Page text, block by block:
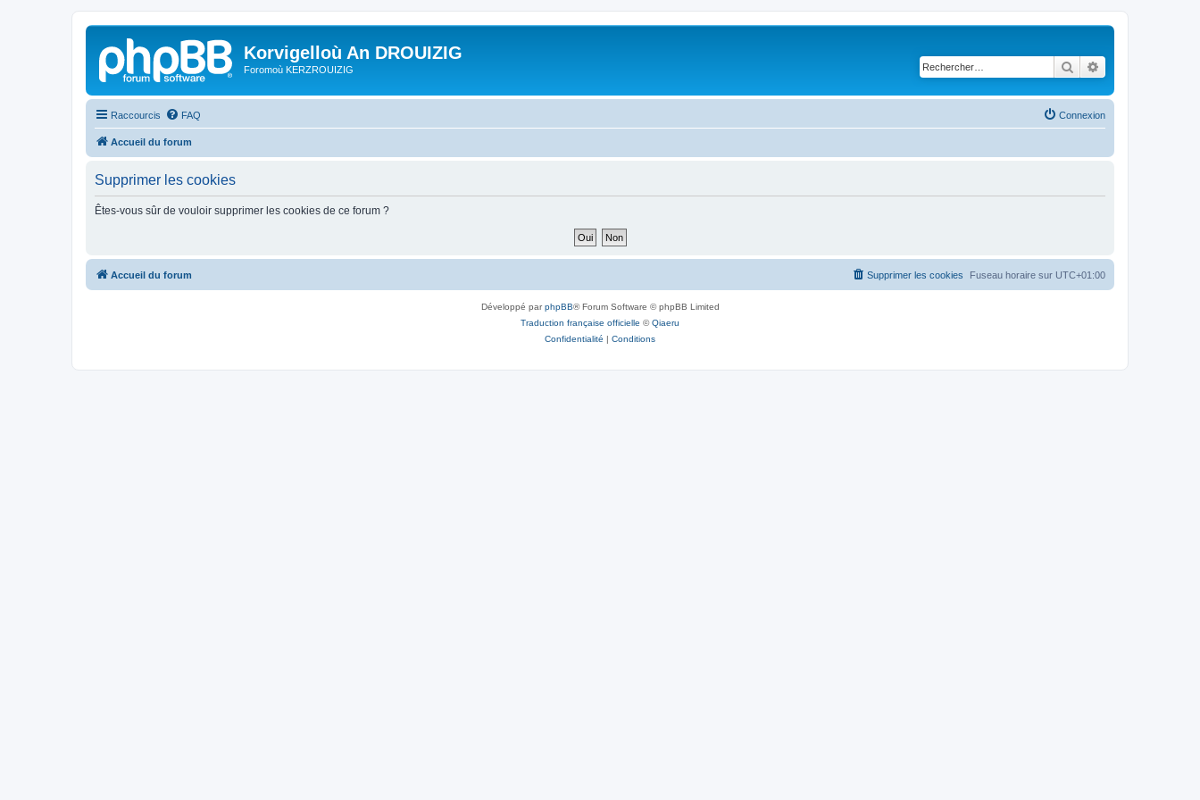
Korvigelloù An DROUIZIG
Foromoù KERZROUIZIG Rechercher
Raccourcis FAQ Connexion
Accueil du forum
Supprimer les cookies
Êtes-vous sûr de vouloir supprimer les cookies de ce forum ?
Accueil du forum Fuseau horaire sur UTC+01:00
Supprimer les cookies
Développé parphpBB® Forum Software © phpBB Limited
Traduction française officielle ©Qiaeru
Confidentialité | Conditions